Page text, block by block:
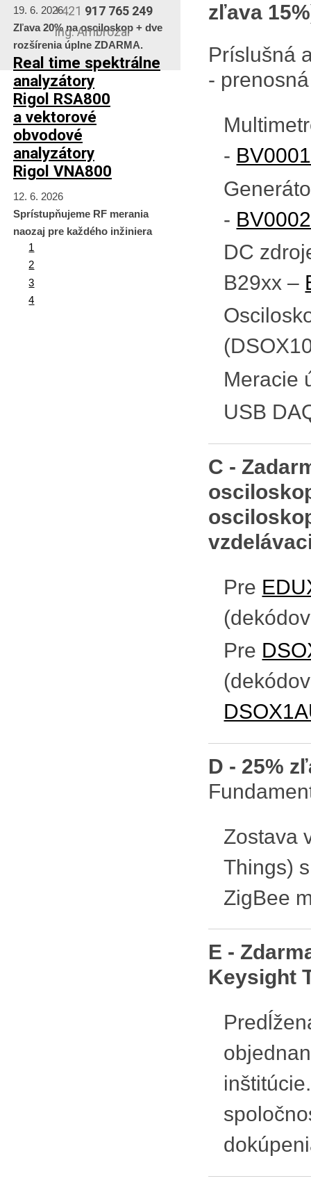
zľava
Príslušná
-
-
-
DC
B29xx –
Meracie
USB
C -
Pre
Pre
D - 25%
Zostava
Things)
ZigBee
E -
Keysight
19. 6. 2026
Zľava 20% na osciloskop + dve
rozšírenia úplne ZDARMA.
Real time spektrálne
analyzátory
Rigol RSA800
a vektorové
obvodové
analyzátory
Rigol VNA800
12. 6. 2026
Sprístupňujeme RF merania
naozaj pre každého inžiniera
1
2
3
4
+421 917 765 249
Ing. Ambrózai